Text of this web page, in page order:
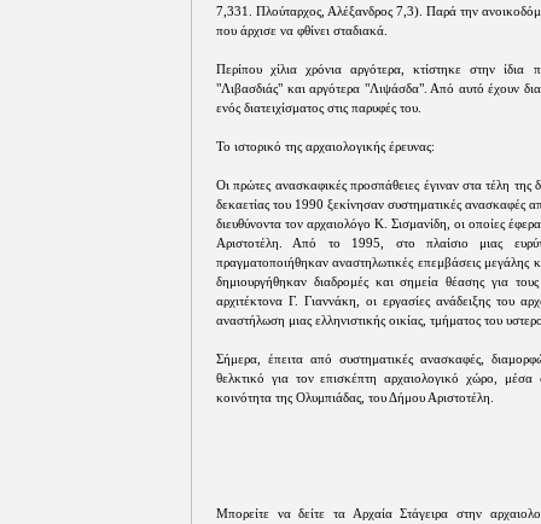
7,331. Πλούταρχος, Αλέξανδρος 7,3). Παρά την
που άρχισε να φθίνει σταδιακά.
Περίπου χίλια χρόνια αργότερα, κτίστηκε στην
"Λιβασδιάς" και αργότερα "Λιψάσδα". Από αυτό έχουν
ενός διατειχίσματος στις παρυφές του.
Το ιστορικό της αρχαιολογικής έρευνας:
Οι πρώτες ανασκαφικές προσπάθειες έγιναν στα τέλη
δεκαετίας του 1990 ξεκίνησαν συστηματικές
διευθύνοντα τον αρχαιολόγο Κ. Σισμανίδη, οι οποίες
Αριστοτέλη. Από το 1995, στο πλαίσιο μιας
πραγματοποιήθηκαν αναστηλωτικές επεμβάσεις
δημιουργήθηκαν διαδρομές και σημεία θέασης για
αρχιτέκτονα Γ. Γιαννάκη, οι εργασίες ανάδειξης του
αναστήλωση μιας ελληνιστικής οικίας, τμήματος του
Σήμερα, έπειτα από συστηματικές ανασκαφές,
θελκτικό για τον επισκέπτη αρχαιολογικό χώρο, μέσα
κοινότητα της Ολυμπιάδας, του Δήμου Αριστοτέλη.
Μπορείτε να δείτε τα Αρχαία Στάγειρα στην